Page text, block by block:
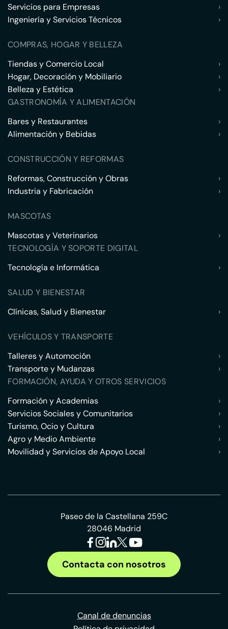
Servicios para Empresas
›
Ingeniería y Servicios Técnicos
›
COMPRAS, HOGAR Y BELLEZA
Tiendas y Comercio Local
›
Hogar, Decoración y Mobiliario
›
Belleza y Estética
›
GASTRONOMÍA Y ALIMENTACIÓN
Bares y Restaurantes
›
Alimentación y Bebidas
›
CONSTRUCCIÓN Y REFORMAS
Reformas, Construcción y Obras
›
Industria y Fabricación
›
MASCOTAS
Mascotas y Veterinarios
›
TECNOLOGÍA Y SOPORTE DIGITAL
Tecnología e Informática
›
SALUD Y BIENESTAR
Clínicas, Salud y Bienestar
›
VEHÍCULOS Y TRANSPORTE
Talleres y Automoción
›
Transporte y Mudanzas
›
FORMACIÓN, AYUDA Y OTROS SERVICIOS
Formación y Academias
›
Servicios Sociales y Comunitarios
›
Turismo, Ocio y Cultura
›
Agro y Medio Ambiente
›
Movilidad y Servicios de Apoyo Local
›
Paseo de la Castellana 259C
28046 Madrid
Contacta con nosotros
Canal de denuncias